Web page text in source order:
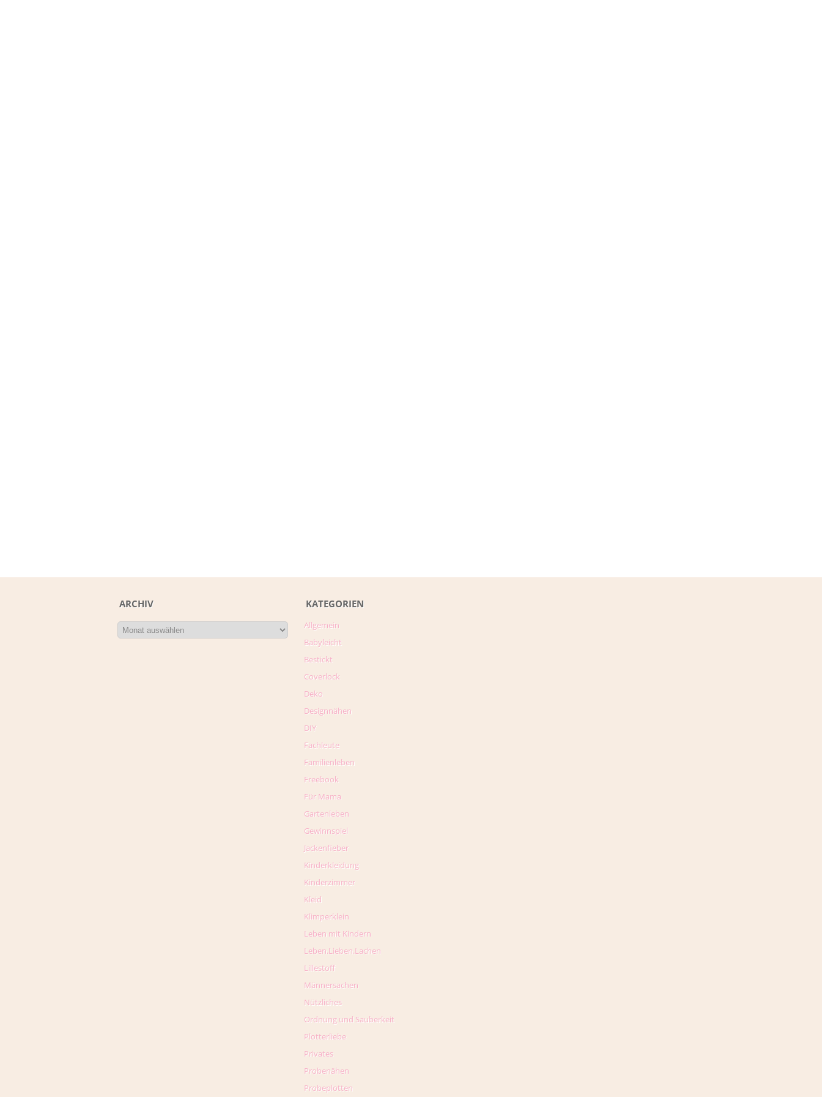
ARCHIV KATEGORIEN
Allgemein
Babyleicht
Bestickt
Coverlock
Deko
Designnähen
DIY
Fachleute
Familienleben
Freebook
Für Mama
Gartenleben
Gewinnspiel
Jackenfieber
Kinderkleidung
Kinderzimmer
Kleid
Klimperklein
Leben mit Kindern
Leben.Lieben.Lachen
Lillestoff
Männersachen
Nützliches
Ordnung und Sauberkeit
Plotterliebe
Privates
Probenähen
Probeplotten